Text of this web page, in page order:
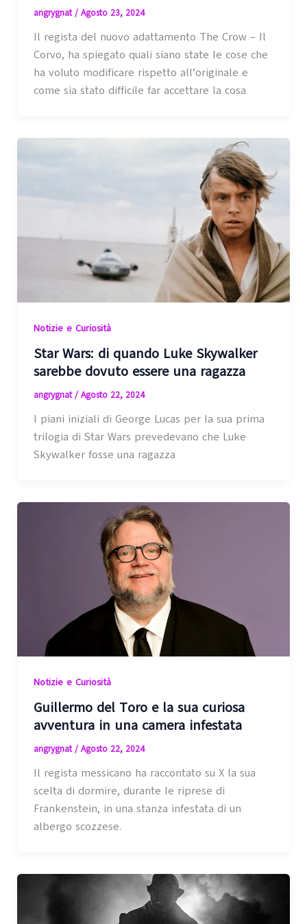
angrygnat/ Agosto 23, 2024
Il regista del nuovo adattamento The Crow – Il
Corvo, ha spiegato quali siano state le cose che
ha voluto modificare rispetto all’originale e
come sia stato difficile far accettare la cosa
Notizie e Curiosità
Star Wars: di quando Luke Skywalker
sarebbe dovuto essere una ragazza
angrygnat/ Agosto 22, 2024
I piani iniziali di George Lucas per la sua prima
trilogia di Star Wars prevedevano che Luke
Skywalker fosse una ragazza
Notizie e Curiosità
Guillermo del Toro e la sua curiosa
avventura in una camera infestata
angrygnat/ Agosto 22, 2024
Il regista messicano ha raccontato su X la sua
scelta di dormire, durante le riprese di
Frankenstein, in una stanza infestata di un
albergo scozzese.